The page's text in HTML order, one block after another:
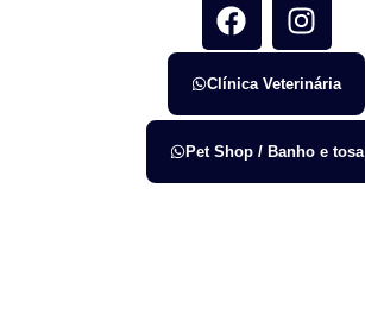
Clínica Veterinária
Pet Shop / Banho e tosa